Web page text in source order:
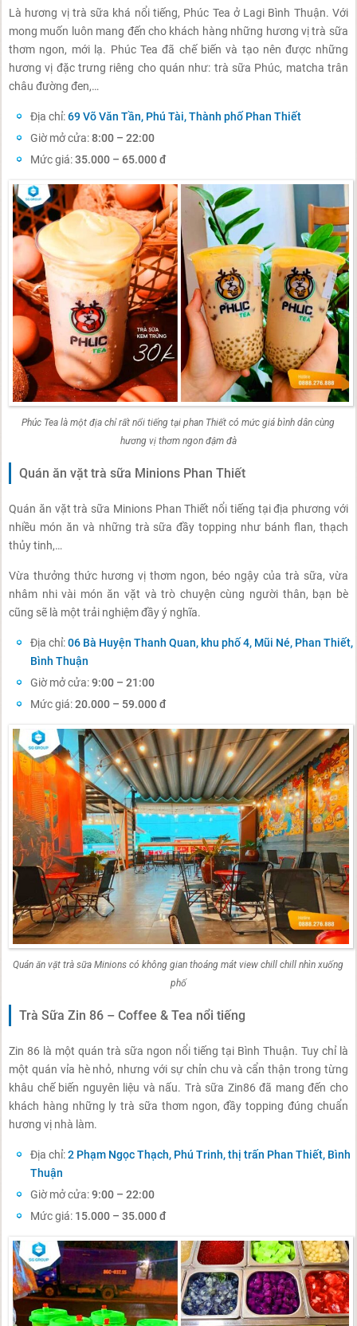
Là hương vị trà sữa khá nổi tiếng, Phúc Tea ở Lagi Bình Thuận. Với
mong muốn luôn mang đến cho khách hàng những hương vị trà sữa
thơm ngon, mới lạ. Phúc Tea đã chế biến và tạo nên được những
hương vị đặc trưng riêng cho quán như: trà sữa Phúc, matcha trân
châu đường đen,…
Địa chỉ:69 Võ Văn Tần, Phú Tài, Thành phố Phan Thiết
Giờ mở cửa:8:00 – 22:00
Mức giá:35.000 – 65.000 đ
Phúc Tea là một địa chỉ rất nổi tiếng tại phan Thiết có mức giá bình dân cùng
hương vị thơm ngon đậm đà
Quán ăn vặt trà sữa Minions Phan Thiết
Quán ăn vặt trà sữa Minions Phan Thiết nổi tiếng tại địa phương với
nhiều món ăn và những trà sữa đầy topping như bánh flan, thạch
thủy tinh,…
Vừa thưởng thức hương vị thơm ngon, béo ngậy của trà sữa, vừa
nhâm nhi vài món ăn vặt và trò chuyện cùng người thân, bạn bè
cũng sẽ là một trải nghiệm đầy ý nghĩa.
Địa chỉ:06 Bà Huyện Thanh Quan, khu phố 4, Mũi Né, Phan Thiết,
Bình Thuận
Giờ mở cửa:9:00 – 21:00
Mức giá:20.000 – 59.000 đ
Quán ăn vặt trà sữa Minions có không gian thoáng mát view chill chill nhìn xuống
phố
Trà Sữa Zin 86 – Coffee & Tea nổi tiếng
Zin 86 là một quán trà sữa ngon nổi tiếng tại Bình Thuận. Tuy chỉ là
một quán vỉa hè nhỏ, nhưng với sự chỉn chu và cẩn thận trong từng
khâu chế biến nguyên liệu và nấu. Trà sữa Zin86 đã mang đến cho
khách hàng những ly trà sữa thơm ngon, đầy topping đúng chuẩn
hương vị nhà làm.
Địa chỉ:2 Phạm Ngọc Thạch, Phú Trinh, thị trấn Phan Thiết, Bình
Thuận
Giờ mở cửa:9:00 – 22:00
Mức giá: 15.000 – 35.000 đ